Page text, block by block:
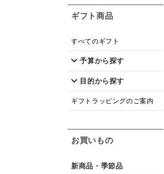
ギフト商品
すべてのギフト
予算から探す
目的から探す
ギフトラッピングのご案内
お買いもの
新商品・季節品